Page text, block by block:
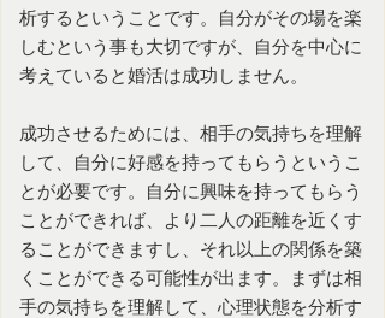
析するということです。自分がその場を楽
しむという事も大切ですが、自分を中心に
考えていると婚活は成功しません。
成功させるためには、相手の気持ちを理解
して、自分に好感を持ってもらうというこ
とが必要です。自分に興味を持ってもらう
ことができれば、より二人の距離を近くす
ることができますし、それ以上の関係を築
くことができる可能性が出ます。まずは相
手の気持ちを理解して、心理状態を分析す